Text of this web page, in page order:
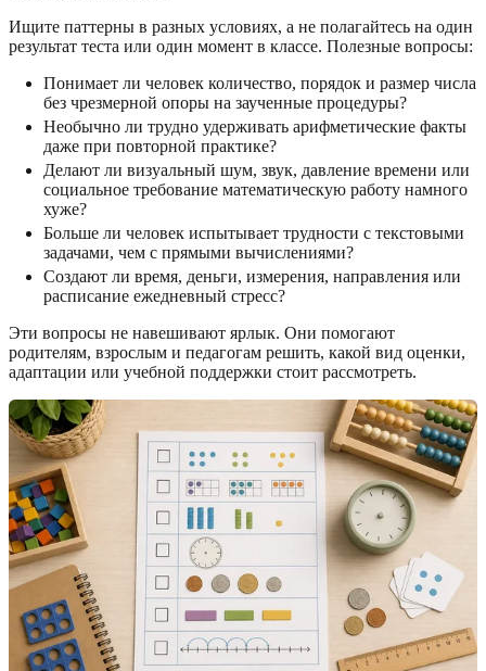
Ищите паттерны в разных условиях, а не полагайтесь на один
результат теста или один момент в классе. Полезные вопросы:
Понимает ли человек количество, порядок и размер числа
без чрезмерной опоры на заученные процедуры?
Необычно ли трудно удерживать арифметические факты
даже при повторной практике?
Делают ли визуальный шум, звук, давление времени или
социальное требование математическую работу намного
хуже?
Больше ли человек испытывает трудности с текстовыми
задачами, чем с прямыми вычислениями?
Создают ли время, деньги, измерения, направления или
расписание ежедневный стресс?
Эти вопросы не навешивают ярлык. Они помогают
родителям, взрослым и педагогам решить, какой вид оценки,
адаптации или учебной поддержки стоит рассмотреть.